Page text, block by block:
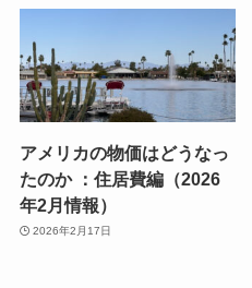
アメリカの物価はどうなっ
たのか ：住居費編（2026
年2月情報）
2026年2月17日